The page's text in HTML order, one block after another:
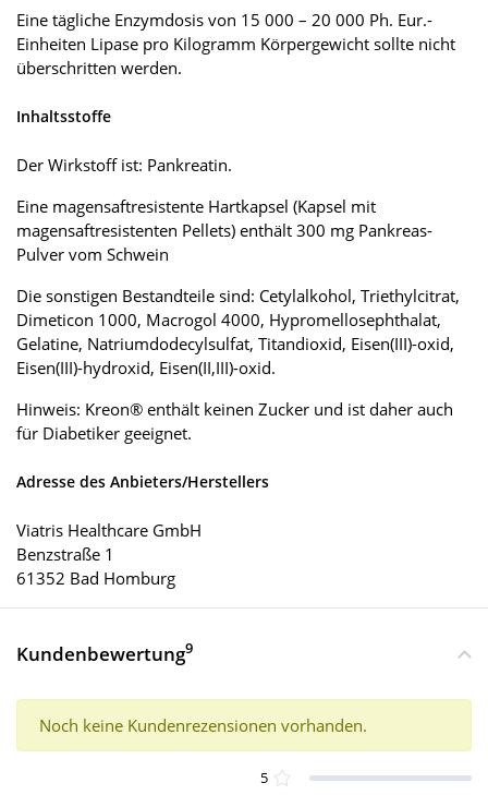
Eine tägliche Enzymdosis von 15 000 – 20 000 Ph. Eur.-
Einheiten Lipase pro Kilogramm Körpergewicht sollte nicht
überschritten werden.
Inhaltsstoffe
Der Wirkstoff ist: Pankreatin.
Eine magensaftresistente Hartkapsel (Kapsel mit
magensaftresistenten Pellets) enthält 300 mg Pankreas-
Pulver vom Schwein
Die sonstigen Bestandteile sind: Cetylalkohol, Triethylcitrat,
Dimeticon 1000, Macrogol 4000, Hypromellosephthalat,
Gelatine, Natriumdodecylsulfat, Titandioxid, Eisen(III)-oxid,
Eisen(III)-hydroxid, Eisen(II,III)-oxid.
Hinweis: Kreon® enthält keinen Zucker und ist daher auch
für Diabetiker geeignet.
Adresse des Anbieters/Herstellers
Viatris Healthcare GmbH
Benzstraße 1
61352 Bad Homburg
Kundenbewertung9
Noch keine Kundenrezensionen vorhanden.
5